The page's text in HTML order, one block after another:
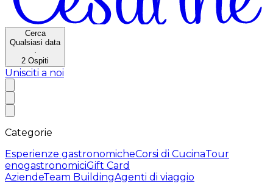
Cerca
Qualsiasi data
·
2 Ospiti
Unisciti a noi
Categorie
Esperienze gastronomicheCorsi di CucinaTour
enogastronomiciGift Card
AziendeTeam BuildingAgenti di viaggio